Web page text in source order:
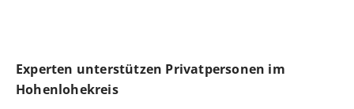
Experten unterstützen Privatpersonen im
Hohenlohekreis